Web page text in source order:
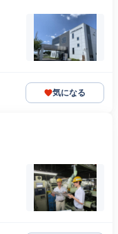
気になる